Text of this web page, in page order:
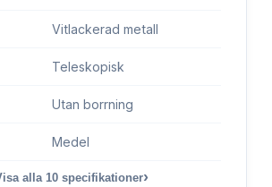
Vitlackerad metall
Teleskopisk
Utan borrning
Medel
alla 10 specifikationer›